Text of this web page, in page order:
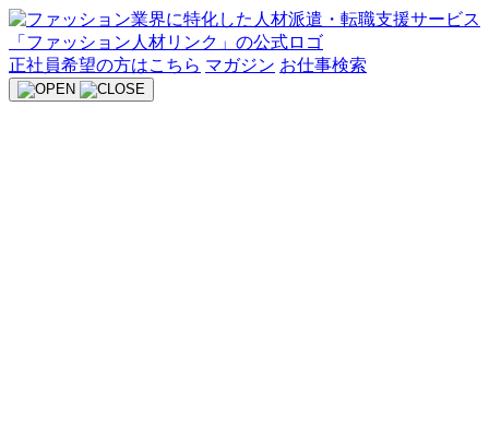
Skip
to
content
正社員希望の方はこちら マガジン お仕事検索